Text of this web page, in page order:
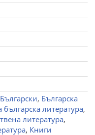
, Българска
литература,
литература,
, Книги